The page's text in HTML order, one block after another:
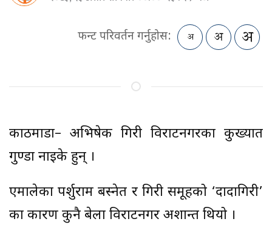
फन्ट परिवर्तन गर्नुहोस:
काठमाडौं– अभिषेक गिरी विराटनगरका कुख्यात
गुण्डा नाइके हुन् ।
एमालेका पर्शुराम बस्नेत र गिरी समूहको ‘दादागिरी’
का कारण कुनै बेला विराटनगर अशान्त थियो ।